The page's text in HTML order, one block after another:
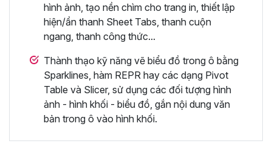
hình ảnh, tạo nền chìm cho trang in, thiết lập
hiện/ẩn thanh Sheet Tabs, thanh cuộn
ngang, thanh công thức...
Thành thạo kỹ năng vẽ biểu đồ trong ô bằng
Sparklines, hàm REPR hay các dạng Pivot
Table và Slicer, sử dụng các đối tượng hình
ảnh - hình khối - biểu đồ, gắn nội dung văn
bản trong ô vào hình khối.